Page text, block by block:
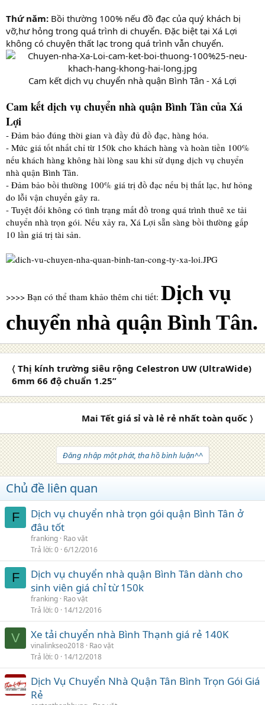
Thứ năm: Bồi thường 100% nếu đồ đạc của quý khách bị
vỡ,hư hỏng trong quá trình di chuyển. Đặc biệt tại Xá Lợi
không có chuyện thất lạc trong quá trình vẫn chuyển.
Cam kết dịch vụ chuyển nhà quận Bình Tân - Xá Lợi​
Cam kết dịch vụ chuyển nhà quận Bình Tân của Xá
Lợi
- Đảm bảo đúng thời gian và đầy đủ đồ đạc, hàng hóa.
- Mức giá tốt nhất chỉ từ 150k cho khách hàng và hoàn tiền 100%
nếu khách hàng không hài lòng sau khi sử dụng dịch vụ chuyển
nhà quận Bình Tân.
- Đảm bảo bồi thường 100% giá trị đồ đạc nếu bị thất lạc, hư hỏng
do lỗi vận chuyển gây ra.
- Tuyệt đối không có tình trạng mất đồ trong quá trình thuê xe tải
chuyển nhà trọn gói. Nếu xảy ra, Xá Lợi sẵn sàng bồi thường gấp
10 lần giá trị tài sản.
>>>> Bạn có thể tham khảo thêm chi tiết: Dịch vụ
chuyển nhà quận Bình Tân.
〈 Thị kính trường siêu rộng Celestron UW (UltraWide)
6mm 66 độ chuẩn 1.25”
Mai Tết giá sỉ và lẻ rẻ nhất toàn quốc 〉
Đăng nhập một phát, tha hồ bình luận^^
Chủ đề liên quan
F
Dịch vụ chuyển nhà trọn gói quận Bình Tân ở
đâu tốt
franking Rao vặt
Trả lời 0 6/12/2016
F
Dịch vụ chuyển nhà quận Bình Tân dành cho
sinh viên giá chỉ từ 150k
franking Rao vặt
Trả lời 0 14/12/2016
V Xe tải chuyển nhà Bình Thạnh giá rẻ 140K
vinalinkseo2018 Rao vặt
Trả lời 0 14/12/2018
Dịch Vụ Chuyển Nhà Quận Tân Bình Trọn Gói Giá
Rẻ